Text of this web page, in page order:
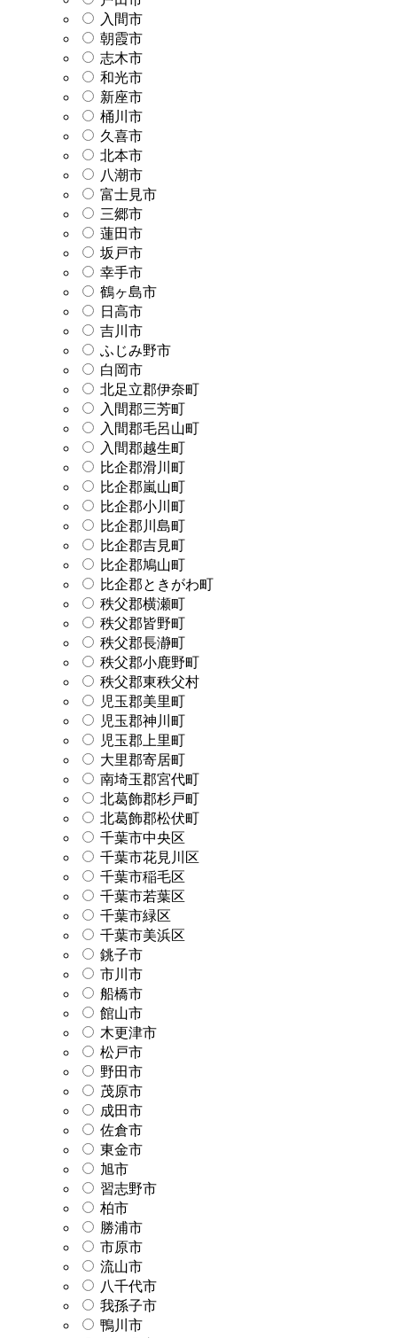
入間市
朝霞市
志木市
和光市
新座市
桶川市
久喜市
北本市
八潮市
富士見市
三郷市
蓮田市
坂戸市
幸手市
鶴ヶ島市
日高市
吉川市
ふじみ野市
白岡市
北足立郡伊奈町
入間郡三芳町
入間郡毛呂山町
入間郡越生町
比企郡滑川町
比企郡嵐山町
比企郡小川町
比企郡川島町
比企郡吉見町
比企郡鳩山町
比企郡ときがわ町
秩父郡横瀬町
秩父郡皆野町
秩父郡長瀞町
秩父郡小鹿野町
秩父郡東秩父村
児玉郡美里町
児玉郡神川町
児玉郡上里町
大里郡寄居町
南埼玉郡宮代町
北葛飾郡杉戸町
北葛飾郡松伏町
千葉市中央区
千葉市花見川区
千葉市稲毛区
千葉市若葉区
千葉市緑区
千葉市美浜区
銚子市
市川市
船橋市
館山市
木更津市
松戸市
野田市
茂原市
成田市
佐倉市
東金市
旭市
習志野市
柏市
勝浦市
市原市
流山市
八千代市
我孫子市
鴨川市